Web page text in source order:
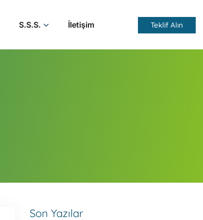
S.S.S. İletişim Teklif Alın
Son Yazılar